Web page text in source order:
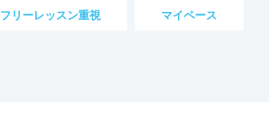
フリーレッスン重視 マイペース